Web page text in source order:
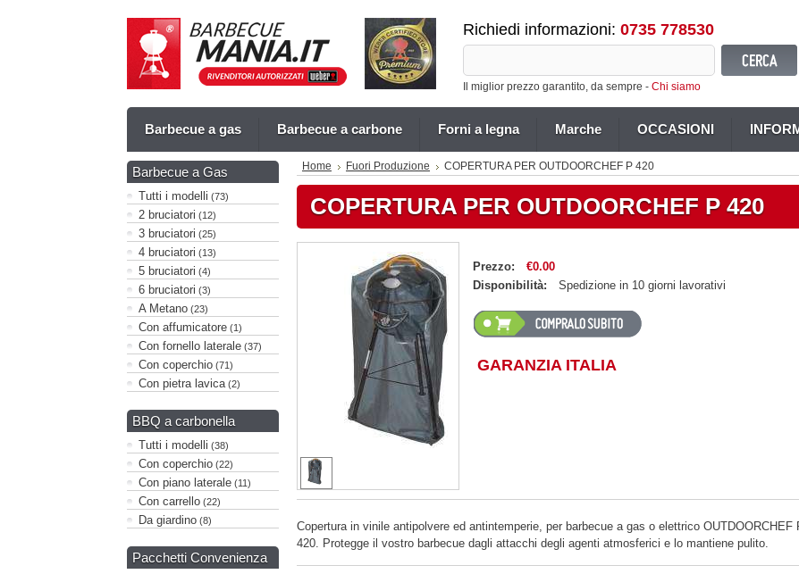
Richiedi informazioni: 0735 778530
Il miglior prezzo garantito, da sempre - Chi siamo
Barbecue a gas Barbecue a carbone Forni a legna Marche OCCASIONI
Barbecue a Gas
Tutti i modelli (73)
2 bruciatori (12)
3 bruciatori (25)
4 bruciatori (13)
5 bruciatori (4)
6 bruciatori (3)
A Metano (23)
Con affumicatore (1)
Con fornello laterale (37)
Con coperchio (71)
Con pietra lavica (2)
BBQ a carbonella
Tutti i modelli (38)
Con coperchio (22)
Con piano laterale (11)
Con carrello (22)
Da giardino (8)
Pacchetti Convenienza
Home Fuori Produzione COPERTURA PER OUTDOORCHEF P 420
COPERTURA PER OUTDOORCHEF P 420
Prezzo:
€0.00
Disponibilità:
Spedizione in 10 giorni lavorativi
GARANZIA ITALIA
Copertura in vinile antipolvere ed antintemperie, per barbecue a gas o elettrico OUTDOORCHEF
420. Protegge il vostro barbecue dagli attacchi degli agenti atmosferici e lo mantiene pulito.